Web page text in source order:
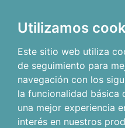
Utilizamos
Este sitio web utiliza
de seguimiento para
navegación con los
la funcionalidad básica
una mejor experiencia
interés en nuestros